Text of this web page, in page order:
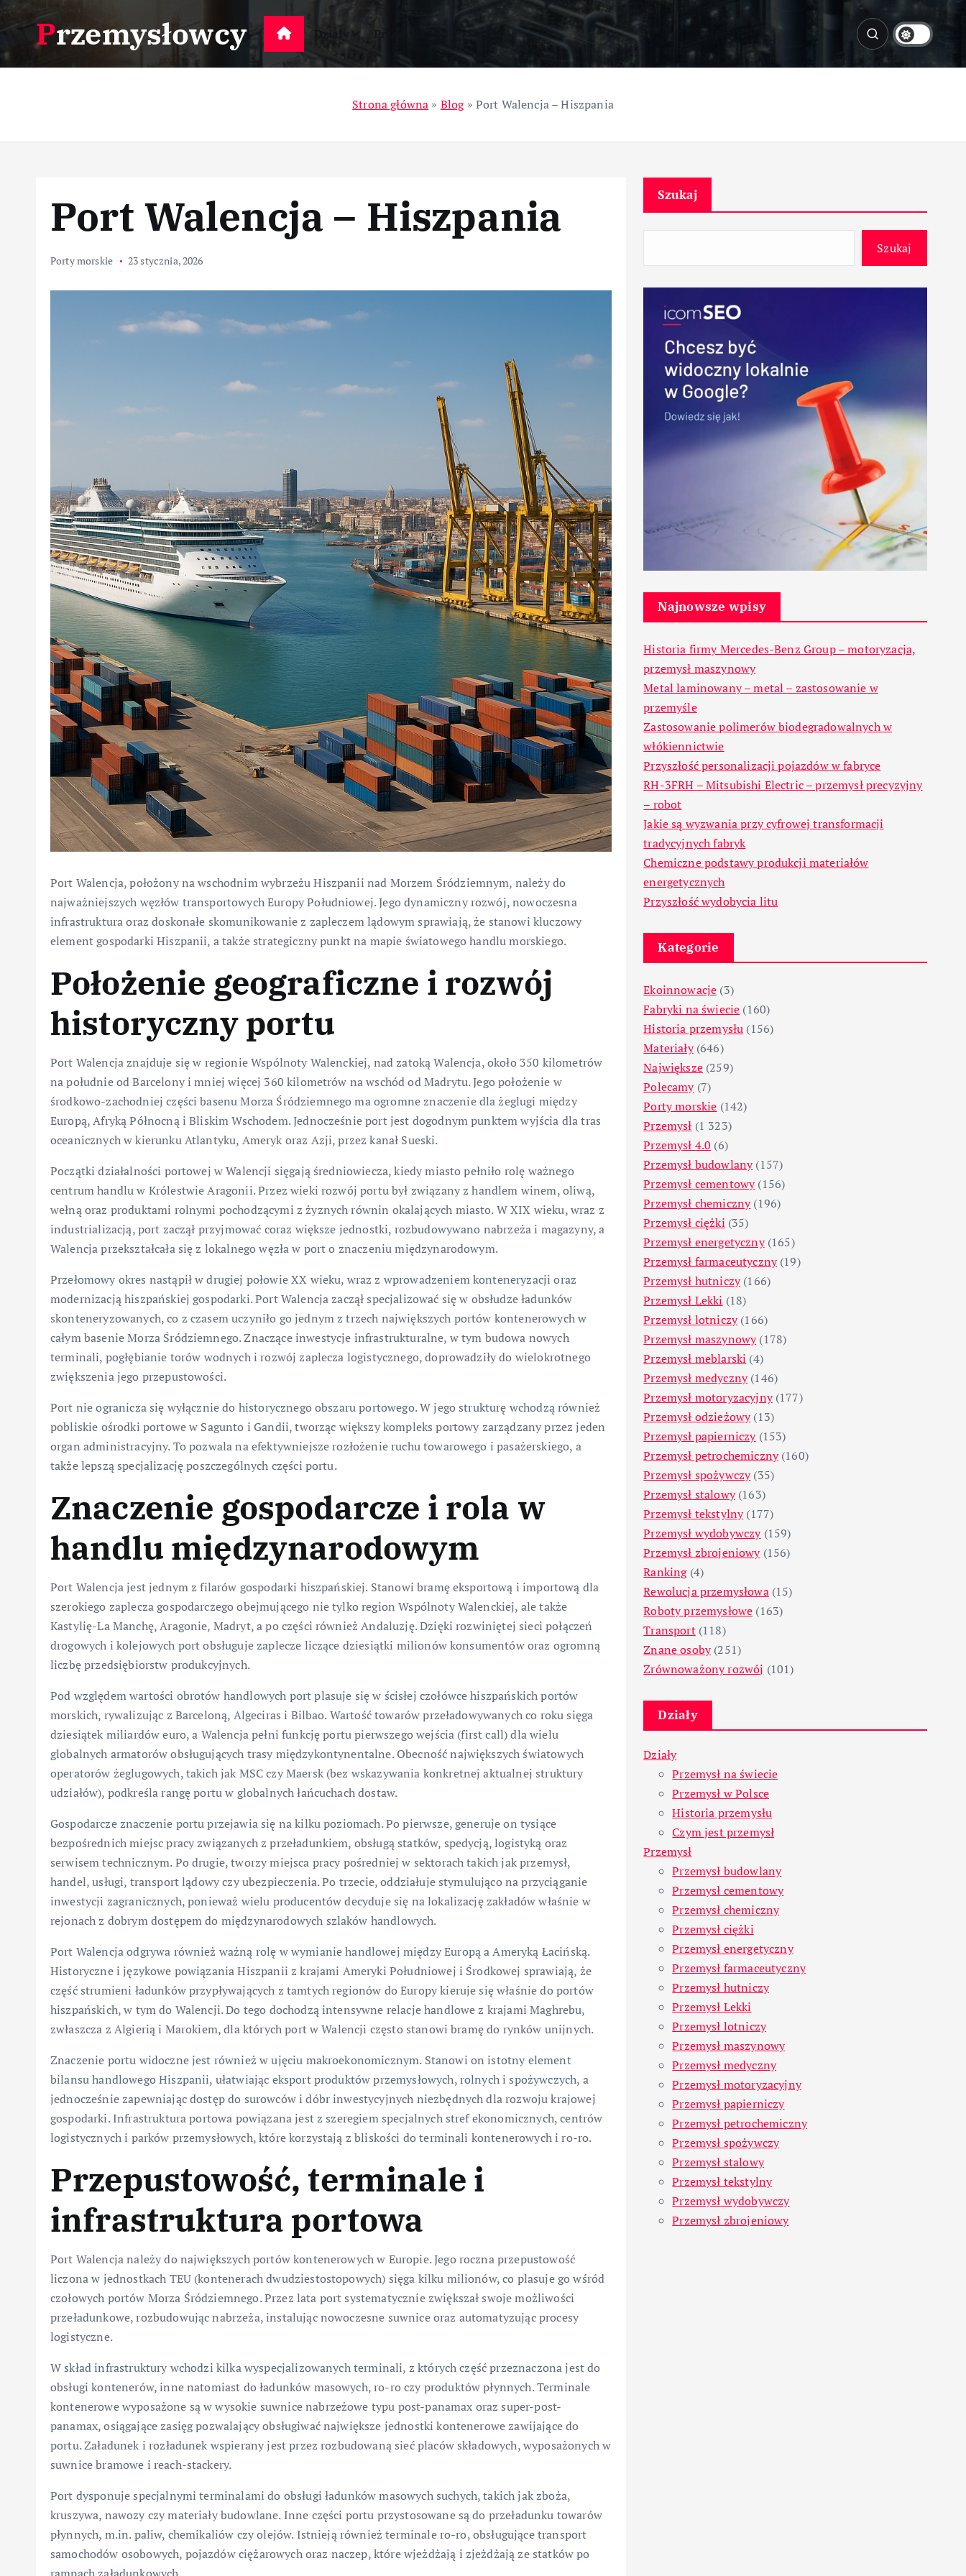
k
p
o
Przemysłowcy Przemysł
Strona główna » Blog» Port Walencja – Hiszpania
Port Walencja – Hiszpania
Porty morskie 23 stycznia, 2026
Port Walencja, położony na wschodnim wybrzeżu Hiszpanii nad Morzem Śródziemnym, należy do
najważniejszych węzłów transportowych Europy Południowej. Jego dynamiczny rozwój, nowoczesna
infrastruktura oraz doskonałe skomunikowanie z zapleczem lądowym sprawiają, że stanowi kluczowy
element gospodarki Hiszpanii, a także strategiczny punkt na mapie światowego handlu morskiego.
Położenie geograficzne i rozwój
historyczny portu
Port Walencja znajduje się w regionie Wspólnoty Walenckiej, nad zatoką Walencja, około 350 kilometrów
na południe od Barcelony i mniej więcej 360 kilometrów na wschód od Madrytu. Jego położenie w
środkowo-zachodniej części basenu Morza Śródziemnego ma ogromne znaczenie dla żeglugi między
Europą, Afryką Północną i Bliskim Wschodem. Jednocześnie port jest dogodnym punktem wyjścia dla tras
oceanicznych w kierunku Atlantyku, Ameryk oraz Azji, przez kanał Sueski.
Początki działalności portowej w Walencji sięgają średniowiecza, kiedy miasto pełniło rolę ważnego
centrum handlu w Królestwie Aragonii. Przez wieki rozwój portu był związany z handlem winem, oliwą,
wełną oraz produktami rolnymi pochodzącymi z żyznych równin okalających miasto. W XIX wieku, wraz z
industrializacją, port zaczął przyjmować coraz większe jednostki, rozbudowywano nabrzeża i magazyny, a
Walencja przekształcała się z lokalnego węzła w port o znaczeniu międzynarodowym.
Przełomowy okres nastąpił w drugiej połowie XX wieku, wraz z wprowadzeniem konteneryzacji oraz
modernizacją hiszpańskiej gospodarki. Port Walencja zaczął specjalizować się w obsłudze ładunków
skonteneryzowanych, co z czasem uczyniło go jednym z trzech największych portów kontenerowych w
całym basenie Morza Śródziemnego. Znaczące inwestycje infrastrukturalne, w tym budowa nowych
terminali, pogłębianie torów wodnych i rozwój zaplecza logistycznego, doprowadziły do wielokrotnego
zwiększenia jego przepustowości.
Port nie ogranicza się wyłącznie do historycznego obszaru portowego. W jego strukturę wchodzą również
pobliskie ośrodki portowe w Sagunto i Gandii, tworząc większy kompleks portowy zarządzany przez jeden
organ administracyjny. To pozwala na efektywniejsze rozłożenie ruchu towarowego i pasażerskiego, a
także lepszą specjalizację poszczególnych części portu.
Znaczenie gospodarcze i rola w
handlu międzynarodowym
Port Walencja jest jednym z filarów gospodarki hiszpańskiej. Stanowi bramę eksportową i importową dla
szerokiego zaplecza gospodarczego obejmującego nie tylko region Wspólnoty Walenckiej, ale także
Kastylię-La Manchę, Aragonie, Madryt, a po części również Andaluzję. Dzięki rozwiniętej sieci połączeń
drogowych i kolejowych port obsługuje zaplecze liczące dziesiątki milionów konsumentów oraz ogromną
liczbę przedsiębiorstw produkcyjnych.
Pod względem wartości obrotów handlowych port plasuje się w ścisłej czołówce hiszpańskich portów
morskich, rywalizując z Barceloną, Algeciras i Bilbao. Wartość towarów przeładowywanych co roku sięga
dziesiątek miliardów euro, a Walencja pełni funkcję portu pierwszego wejścia (first call) dla wielu
globalnych armatorów obsługujących trasy międzykontynentalne. Obecność największych światowych
operatorów żeglugowych, takich jak MSC czy Maersk (bez wskazywania konkretnej aktualnej struktury
udziałów), podkreśla rangę portu w globalnych łańcuchach dostaw.
Gospodarcze znaczenie portu przejawia się na kilku poziomach. Po pierwsze, generuje on tysiące
bezpośrednich miejsc pracy związanych z przeładunkiem, obsługą statków, spedycją, logistyką oraz
serwisem technicznym. Po drugie, tworzy miejsca pracy pośredniej w sektorach takich jak przemysł,
handel, usługi, transport lądowy czy ubezpieczenia. Po trzecie, oddziałuje stymulująco na przyciąganie
inwestycji zagranicznych, ponieważ wielu producentów decyduje się na lokalizację zakładów właśnie w
rejonach z dobrym dostępem do międzynarodowych szlaków handlowych.
Port Walencja odgrywa również ważną rolę w wymianie handlowej między Europą a Ameryką Łacińską.
Historyczne i językowe powiązania Hiszpanii z krajami Ameryki Południowej i Środkowej sprawiają, że
część strumieni ładunków przypływających z tamtych regionów do Europy kieruje się właśnie do portów
hiszpańskich, w tym do Walencji. Do tego dochodzą intensywne relacje handlowe z krajami Maghrebu,
zwłaszcza z Algierią i Marokiem, dla których port w Walencji często stanowi bramę do rynków unijnych.
Znaczenie portu widoczne jest również w ujęciu makroekonomicznym. Stanowi on istotny element
bilansu handlowego Hiszpanii, ułatwiając eksport produktów przemysłowych, rolnych i spożywczych, a
jednocześnie zapewniając dostęp do surowców i dóbr inwestycyjnych niezbędnych dla rozwoju krajowej
gospodarki. Infrastruktura portowa powiązana jest z szeregiem specjalnych stref ekonomicznych, centrów
logistycznych i parków przemysłowych, które korzystają z bliskości do terminali kontenerowych i ro-ro.
Przepustowość, terminale i
infrastruktura portowa
Port Walencja należy do największych portów kontenerowych w Europie. Jego roczna przepustowość
liczona w jednostkach TEU (kontenerach dwudziestostopowych) sięga kilku milionów, co plasuje go wśród
czołowych portów Morza Śródziemnego. Przez lata port systematycznie zwiększał swoje możliwości
przeładunkowe, rozbudowując nabrzeża, instalując nowoczesne suwnice oraz automatyzując procesy
logistyczne.
W skład infrastruktury wchodzi kilka wyspecjalizowanych terminali, z których część przeznaczona jest do
obsługi kontenerów, inne natomiast do ładunków masowych, ro-ro czy produktów płynnych. Terminale
kontenerowe wyposażone są w wysokie suwnice nabrzeżowe typu post-panamax oraz super-post-
panamax, osiągające zasięg pozwalający obsługiwać największe jednostki kontenerowe zawijające do
portu. Załadunek i rozładunek wspierany jest przez rozbudowaną sieć placów składowych, wyposażonych w
suwnice bramowe i reach-stackery.
Port dysponuje specjalnymi terminalami do obsługi ładunków masowych suchych, takich jak zboża,
kruszywa, nawozy czy materiały budowlane. Inne części portu przystosowane są do przeładunku towarów
płynnych, m.in. paliw, chemikaliów czy olejów. Istnieją również terminale ro-ro, obsługujące transport
samochodów osobowych, pojazdów ciężarowych oraz naczep, które wjeżdżają i zjeżdżają ze statków po
Szukaj
Szukaj
Najnowsze wpisy
Historia firmy Mercedes-Benz Group – motoryzacja,
przemysł maszynowy
Metal laminowany – metal – zastosowanie w
przemyśle
Zastosowanie polimerów biodegradowalnych w
włókiennictwie
Przyszłość personalizacji pojazdów w fabryce
RH-3FRH – Mitsubishi Electric – przemysł precyzyjny
– robot
Jakie są wyzwania przy cyfrowej transformacji
tradycyjnych fabryk
Chemiczne podstawy produkcji materiałów
energetycznych
Przyszłość wydobycia litu
Kategorie
Ekoinnowacje (3)
Fabryki na świecie (160)
Historia przemysłu (156)
Materiały(646)
Największe(259)
Polecamy(7)
Porty morskie (142)
Przemysł (1 323)
Przemysł 4.0 (6)
Przemysł budowlany(157)
Przemysł cementowy(156)
Przemysł chemiczny(196)
Przemysł ciężki (35)
Przemysł energetyczny(165)
Przemysł farmaceutyczny(19)
Przemysł hutniczy(166)
Przemysł Lekki (18)
Przemysł lotniczy(166)
Przemysł maszynowy(178)
Przemysł meblarski (4)
Przemysł medyczny(146)
Przemysł motoryzacyjny(177)
Przemysł odzieżowy(13)
Przemysł papierniczy(153)
Przemysł petrochemiczny(160)
Przemysł spożywczy(35)
Przemysł stalowy(163)
Przemysł tekstylny(177)
Przemysł wydobywczy(159)
Przemysł zbrojeniowy(156)
Ranking(4)
Rewolucja przemysłowa(15)
Roboty przemysłowe (163)
Transport(118)
Znane osoby(251)
Zrównoważony rozwój (101)
Działy
Działy
Przemysł na świecie
Przemysł w Polsce
Historia przemysłu
Czym jest przemysł
Przemysł
Przemysł budowlany
Przemysł cementowy
Przemysł chemiczny
Przemysł ciężki
Przemysł energetyczny
Przemysł farmaceutyczny
Przemysł hutniczy
Przemysł Lekki
Przemysł lotniczy
Przemysł maszynowy
Przemysł medyczny
Przemysł motoryzacyjny
Przemysł papierniczy
Przemysł petrochemiczny
Przemysł spożywczy
Przemysł stalowy
Przemysł tekstylny
Przemysł wydobywczy
Przemysł zbrojeniowy